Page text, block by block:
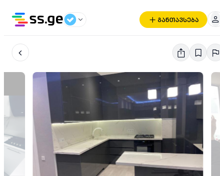
განთავსება